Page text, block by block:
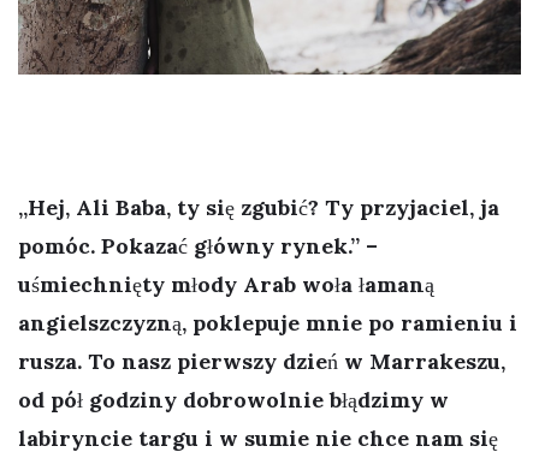
„Hej, Ali Baba, ty się zgubić? Ty przyjaciel, ja
pomóc. Pokazać główny rynek.” –
uśmiechnięty młody Arab woła łamaną
angielszczyzną, poklepuje mnie po ramieniu i
rusza. To nasz pierwszy dzień w Marrakeszu,
od pół godziny dobrowolnie błądzimy w
labiryncie targu i w sumie nie chce nam się